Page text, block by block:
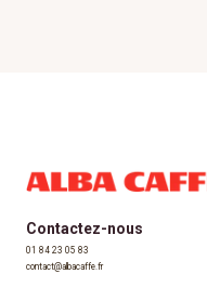
Contactez-nous
01 84 23 05 83
contact@albacaffe.fr